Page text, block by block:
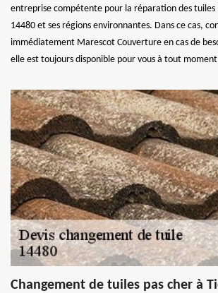
entreprise compétente pour la réparation des tuiles
14480 et ses régions environnantes. Dans ce cas,
immédiatement Marescot Couverture en cas de
elle est toujours disponible pour vous à tout
Changement de tuiles pas cher à